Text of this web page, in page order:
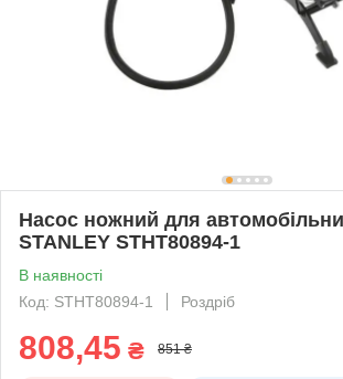
Насос ножний для
STANLEY STHT80894-1
В наявності
Код: STHT80894-1
Роздріб
808,45 ₴ 851 ₴